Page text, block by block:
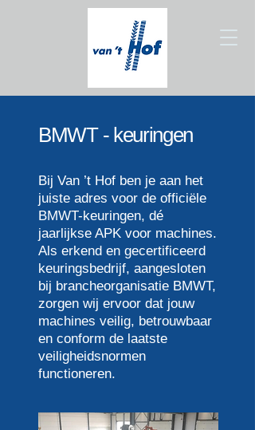
BMWT - keuringen
Bij Van ’t Hof ben je aan het
juiste adres voor de officiële
BMWT-keuringen, dé
jaarlijkse APK voor machines.
Als erkend en gecertificeerd
keuringsbedrijf, aangesloten
bij brancheorganisatie BMWT,
zorgen wij ervoor dat jouw
machines veilig, betrouwbaar
en conform de laatste
veiligheidsnormen
functioneren.